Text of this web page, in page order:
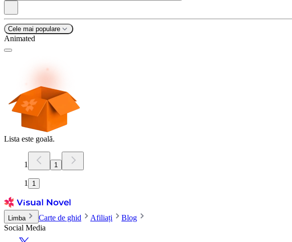
Cele mai populare
Animated
Lista este goală.
1 1
1 1
Limba Carte de ghid Afiliați
Blog
Social Media